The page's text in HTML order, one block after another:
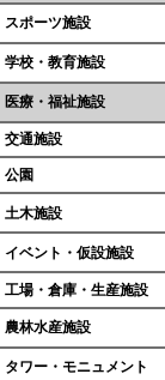
スポーツ施設
学校・教育施設
医療・福祉施設
交通施設
公園
土木施設
イベント・仮設施設
工場・倉庫・生産施設
農林水産施設
タワー・モニュメント